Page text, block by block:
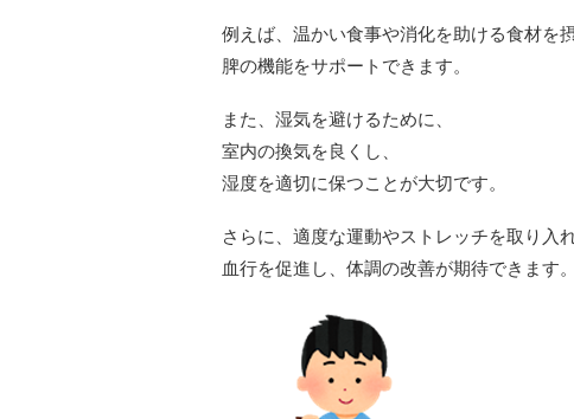
例えば、温かい食事や消化を助ける食材を
脾の機能をサポートできます。
また、湿気を避けるために、
室内の換気を良くし、
湿度を適切に保つことが大切です。
さらに、適度な運動やストレッチを取り入
血行を促進し、体調の改善が期待できます。